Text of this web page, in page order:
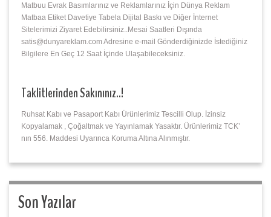
Matbuu Evrak Basımlarınız ve Reklamlarınız İçin Dünya Reklam
Matbaa Etiket Davetiye Tabela Dijital Baskı ve Diğer İnternet
Sitelerimizi Ziyaret Edebilirsiniz..Mesai Saatleri Dışında
satis@dunyareklam.com Adresine e-mail Gönderdiğinizde İstediğiniz
Bilgilere En Geç 12 Saat İçinde Ulaşabileceksiniz.
Taklitlerinden Sakınınız..!
Ruhsat Kabı ve Pasaport Kabı Ürünlerimiz Tescilli Olup. İzinsiz
Kopyalamak , Çoğaltmak ve Yayınlamak Yasaktır. Ürünlerimiz TCK’
nın 556. Maddesi Uyarınca Koruma Altına Alınmıştır.
Son Yazılar